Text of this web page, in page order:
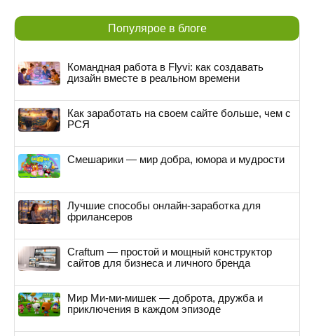
Популярое в блоге
Командная работа в Flyvi: как создавать
дизайн вместе в реальном времени
Как заработать на своем сайте больше, чем с
РСЯ
Смешарики — мир добра, юмора и мудрости
Лучшие способы онлайн-заработка для
фрилансеров
Craftum — простой и мощный конструктор
сайтов для бизнеса и личного бренда
Мир Ми-ми-мишек — доброта, дружба и
приключения в каждом эпизоде